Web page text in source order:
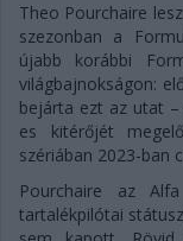
Theo Pourchaire
szezonban a
újabb korábbi
világbajnokságon:
bejárta ezt az utat
es kitérőjét
szériában 2023-ban
Pourchaire az
tartalékpilótai